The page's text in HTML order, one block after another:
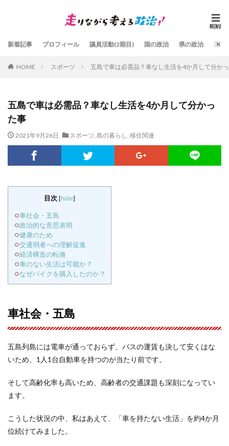
新着記事 プロフィール 議員活動(2期目) 国の政治 県の政治 五島
HOME スポーツ 五島で車は必需品？車なし生活を4か月して分か
五島で車は必需品？車なし生活を4か月して分かっ
た事
2021年9月26日 スポーツ, 島の暮らし, 移住関連
目次 [hide]
車社会・五島
政治的な意思表明
健康のため
交通弱者への理解促進
経済構造の転換
車のない生活は可能か？
なぜバイクを購入したのか？
車社会・五島
五島列島には電車が通っておらず、バスの運賃も決して安くはな
いため、1人1台自動車を持つのが当たり前です。
そして高齢化率も高いため、高齢者の交通課題も深刻になってい
ます。
こうした状況の中、私はあえて、「車を持たない生活」を約4か月
位続けてみました。